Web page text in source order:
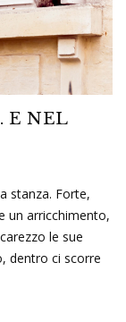
E NEL
stanza. Forte,
un arricchimento,
le sue
dentro ci scorre